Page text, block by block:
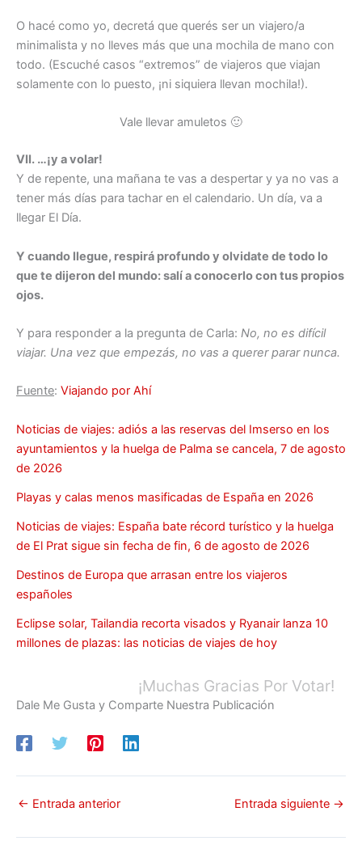
O hacé como yo, decretá que querés ser un viajero/a
minimalista y no lleves más que una mochila de mano con
todo. (Escuché casos “extremos” de viajeros que viajan
solamente con lo puesto, ¡ni siquiera llevan mochila!).
Vale llevar amuletos 🙂
VII. …¡y a volar!
Y de repente, una mañana te vas a despertar y ya no vas a
tener más días para tachar en el calendario. Un día, va a
llegar El Día.
Y cuando llegue, respirá profundo y olvidate de todo lo
que te dijeron del mundo: salí a conocerlo con tus propios
ojos.
Y para responder a la pregunta de Carla: No, no es difícil
viajar. Una vez que empezás, no vas a querer parar nunca.
Fuente: Viajando por Ahí
Noticias de viajes: adiós a las reservas del Imserso en los
ayuntamientos y la huelga de Palma se cancela, 7 de agosto
de 2026
Playas y calas menos masificadas de España en 2026
Noticias de viajes: España bate récord turístico y la huelga
de El Prat sigue sin fecha de fin, 6 de agosto de 2026
Destinos de Europa que arrasan entre los viajeros
españoles
Eclipse solar, Tailandia recorta visados y Ryanair lanza 10
millones de plazas: las noticias de viajes de hoy
¡Muchas Gracias Por Votar!
Dale Me Gusta y Comparte Nuestra Publicación
← Entrada anterior Entrada siguiente →